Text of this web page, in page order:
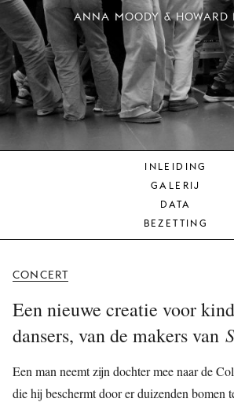
UW
BEZOEK
JONG
PUBLIEK
ONS
ANNA MOODY & HOWARD
INLEIDING
GALERIJ
DATA
BEZETTING
CONCERT
Een nieuwe creatie voor
dansers, van de makers van
Een man neemt zijn dochter mee naar de
die hij beschermt door er duizenden bomen